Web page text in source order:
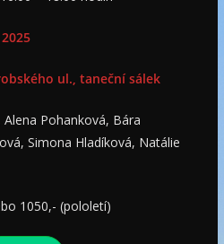
ul., taneční sálek
Pohanková, Bára
Simona Hladíková, Natálie
1050,- (pololetí)